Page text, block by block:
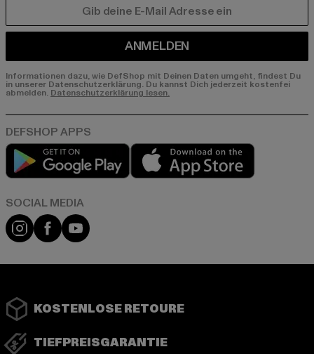
ANMELDEN
Informationen dazu, wie DefShop mit Deinen Daten umgeht, findest Du
in unserer Datenschutzerklärung. Du kannst Dich jederzeit kostenfei
abmelden. Datenschutzerklärung lesen.
Play market
Instagram
FacebookYouTube
KOSTENLOSE RETOURE
TIEFPREISGARANTIE